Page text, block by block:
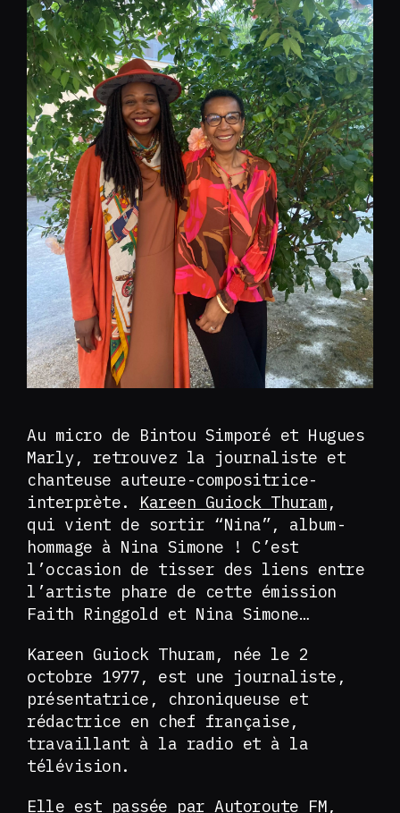
Au micro de Bintou Simporé et Hugues
Marly, retrouvez la journaliste et
chanteuse auteure-compositrice-
interprète. Kareen Guiock Thuram,
qui vient de sortir “Nina”, album-
hommage à Nina Simone ! C’est
l’occasion de tisser des liens entre
l’artiste phare de cette émission
Faith Ringgold et Nina Simone…
Kareen Guiock Thuram, née le 2
octobre 1977, est une journaliste,
présentatrice, chroniqueuse et
rédactrice en chef française,
travaillant à la radio et à la
télévision.
Elle est passée par Autoroute FM,